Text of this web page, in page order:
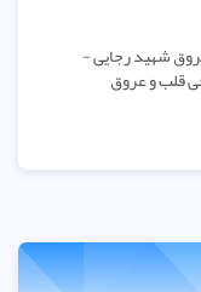
شهید رجایی -
قلب و عروق